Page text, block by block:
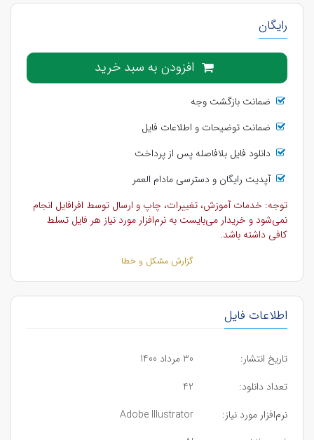
رایگان
افزودن به سبد خرید
ضمانت بازگشت وجه
ضمانت توضیحات و اطلاعات فایل
دانلود فایل بلافاصله پس از پرداخت
آپدیت رایگان و دسترسی مادام العمر
توجه: خدمات آموزش، تغییرات، چاپ و ارسال توسط افرافایل انجام
نمی‌شود و خریدار می‌بایست به نرم‌افزار مورد نیاز هر فایل تسلط
کافی داشته باشد.
گزارش مشکل و خطا
اطلاعات فایل
تاریخ انتشار:
30 مرداد 1400
تعداد دانلود:
42
نرم‌افزار مورد نیاز:
Adobe Illustrator